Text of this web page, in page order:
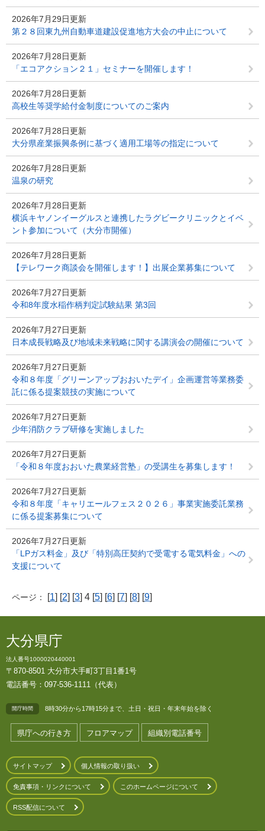
2026年7月29日更新
第２８回東九州自動車道建設促進地方大会の中止について
2026年7月28日更新
「エコアクション２１」セミナーを開催します！
2026年7月28日更新
高校生等奨学給付金制度についてのご案内
2026年7月28日更新
大分県産業振興条例に基づく適用工場等の指定について
2026年7月28日更新
温泉の研究
2026年7月28日更新
横浜キヤノンイーグルスと連携したラグビークリニックとイベ
ント参加について（大分市開催）
2026年7月28日更新
【テレワーク商談会を開催します！】出展企業募集について
2026年7月27日更新
令和8年度水稲作柄判定試験結果 第3回
2026年7月27日更新
日本成長戦略及び地域未来戦略に関する講演会の開催について
2026年7月27日更新
令和８年度「グリーンアップおおいたデイ」企画運営等業務委
託に係る提案競技の実施について
2026年7月27日更新
少年消防クラブ研修を実施しました
2026年7月27日更新
「令和８年度おおいた農業経営塾」の受講生を募集します！
2026年7月27日更新
令和８年度「キャリエールフェス２０２６」事業実施委託業務
に係る提案募集について
2026年7月27日更新
「LPガス料金」及び「特別高圧契約で受電する電気料金」への
支援について
ページ： [1] [2] [3] 4 [5] [6] [7] [8] [9]
大分県庁
法人番号1000020440001
〒870-8501 大分市大手町3丁目1番1号
電話番号：097-536-1111（代表）
開庁時間 8時30分から17時15分まで、土日・祝日・年末年始を除く
県庁への行き方 フロアマップ 組織別電話番号
サイトマップ 個人情報の取り扱い
免責事項・リンクについて このホームページについて
RSS配信について